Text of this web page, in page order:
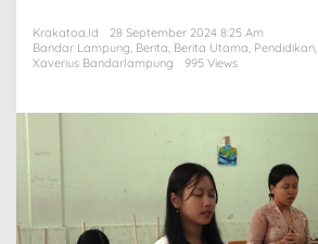
Krakatoa.id
28 September 2024 8:25 Am
Bandar Lampung, Berita, Berita Utama, Pendidikan,
Xaverius Bandarlampung
995 Views